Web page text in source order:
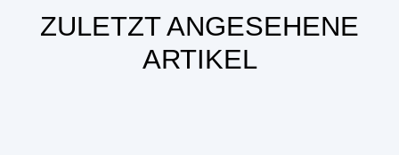
ZULETZT ANGESEHENE
ARTIKEL